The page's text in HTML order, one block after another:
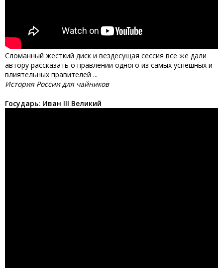
Сломанный жесткий диск и вездесущая сессия все же дали
автору рассказать о правлении одного из самых успешных и
влиятельных правителей ...
История России для чайников
Государь: Иван III Великий